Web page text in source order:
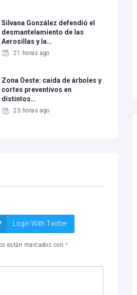
Silvana González defendió el
desmantelamiento de las
Aerosillas y la…
21 horas ago
Zona Oeste: caída de árboles y
cortes preventivos en
distintos…
23 horas ago
Login With Twitter
están marcados con *